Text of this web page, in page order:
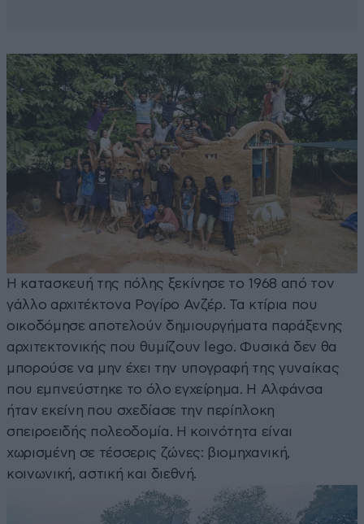
Η κατασκευή της πόλης ξεκίνησε το 1968 από τον
γάλλο αρχιτέκτονα Ρογίρο Ανζέρ. Τα κτίρια που
οικοδόμησε αποτελούν δημιουργήματα παράξενης
αρχιτεκτονικής που θυμίζουν lego. Φυσικά δεν θα
μπορούσε να μην έχει την υπογραφή της γυναίκας
που εμπνεύστηκε το όλο εγχείρημα. Η Αλφάνσα
ήταν εκείνη που σχεδίασε την περίπλοκη
σπειροειδής πολεοδομία. Η κοινότητα είναι
χωρισμένη σε τέσσερις ζώνες: βιομηχανική,
κοινωνική, αστική και διεθνή.